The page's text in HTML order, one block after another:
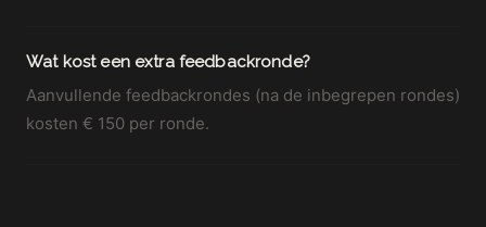
Wat kost een extra feedbackronde?
Aanvullende feedbackrondes (na de inbegrepen rondes)
kosten € 150 per ronde.